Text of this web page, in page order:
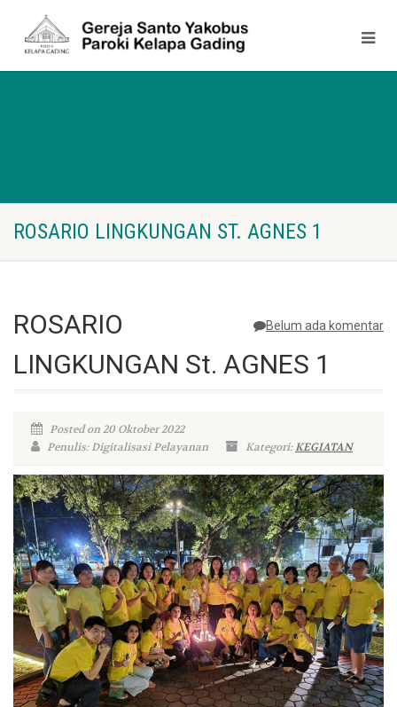
ROSARIO LINGKUNGAN ST. AGNES 1
Belum ada komentar
ROSARIO
LINGKUNGAN St. AGNES 1
Posted on 20 Oktober 2022
Penulis: Digitalisasi Pelayanan
Kategori:KEGIATAN